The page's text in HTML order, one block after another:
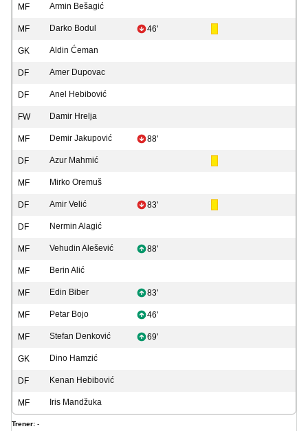
MF Armin Bešagić
MF Darko Bodul 46'
GK Aldin Ćeman
DF Amer Dupovac
DF Anel Hebibović
FW Damir Hrelja
MF Demir Jakupović 88'
DF Azur Mahmić
MF Mirko Oremuš
DF Amir Velić 83'
DF Nermin Alagić
MF Vehudin Alešević 88'
MF Berin Alić
MF Edin Biber 83'
MF Petar Bojo 46'
MF Stefan Denković 69'
GK Dino Hamzić
DF Kenan Hebibović
MF Iris Mandžuka
Trener: -